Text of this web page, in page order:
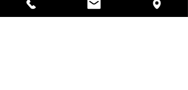
978-364-0920